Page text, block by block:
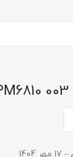
003 QPM6810 آی سی آنتن
– 17 مهر 1404